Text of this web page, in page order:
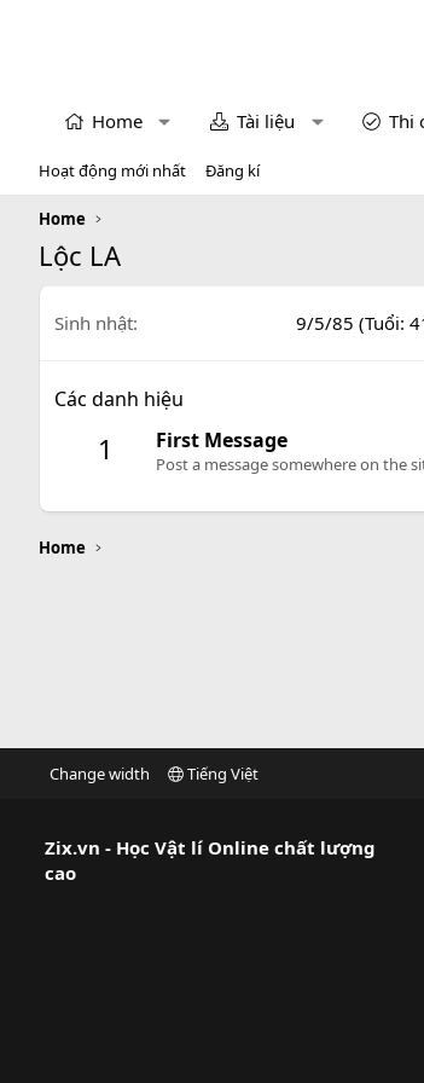
Home Tài liệu Thi
Hoạt động mới nhất Đăng kí
Home
Lộc LA
Sinh nhật 9/5/85 (Tuổi:
Các danh hiệu
1 First Message
Post a message somewhere on the
Home
Change width Tiếng Việt
Zix.vn - Học Vật lí Online chất lượng
cao